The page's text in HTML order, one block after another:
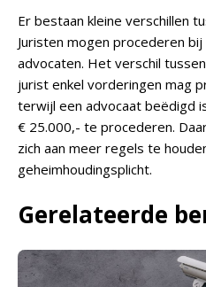
Er bestaan kleine verschillen
Juristen mogen procederen
advocaten. Het verschil
jurist enkel vorderingen mag
terwijl een advocaat beëdigd
€ 25.000,- te procederen.
zich aan meer regels te
geheimhoudingsplicht.
Gerelateerde